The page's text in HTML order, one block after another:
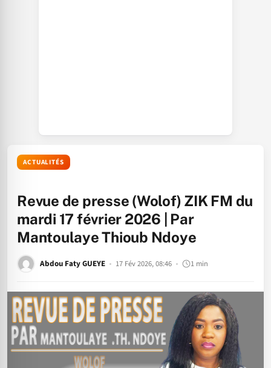
ACTUALITÉS
Revue de presse (Wolof) ZIK FM du
mardi 17 février 2026 | Par
Mantoulaye Thioub Ndoye
Abdou Faty GUEYE 17 Fév 2026, 08:46 1 min